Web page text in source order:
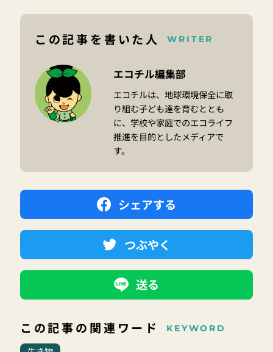
この記事を書いた人 WRITER
エコチル編集部
エコチルは、地球環境保全に取
り組む子ども達を育むととも
に、学校や家庭でのエコライフ
推進を目的としたメディアで
す。
シェアする
つぶやく
送る
この記事の関連ワード KEYWORD